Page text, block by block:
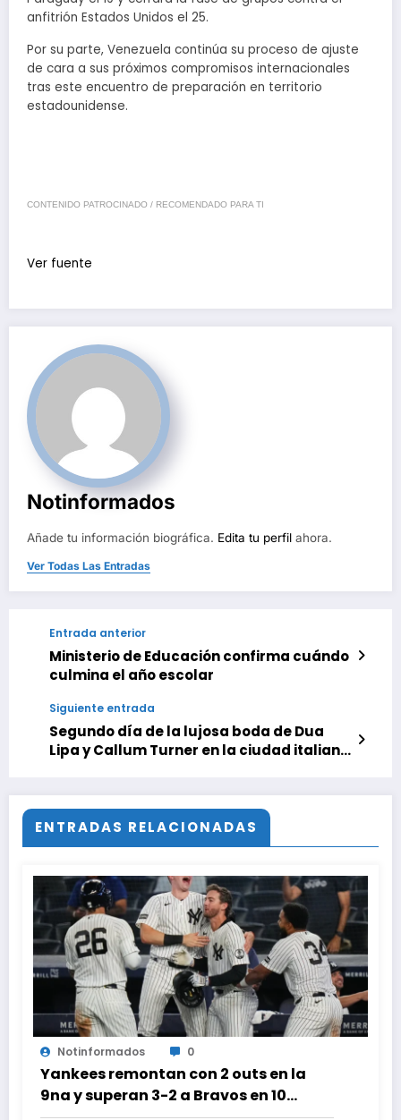
anfitrión Estados Unidos el 25.
Por su parte, Venezuela continúa su proceso de ajuste
de cara a sus próximos compromisos internacionales
tras este encuentro de preparación en territorio
estadounidense.
CONTENIDO PATROCINADO / RECOMENDADO PARA TI
Ver fuente
Notinformados
Añade tu información biográfica. Edita tu perfil ahora.
Ver Todas Las Entradas
Entrada anterior
Ministerio de Educación confirma cuándo
culmina el año escolar
Siguiente entrada
Segundo día de la lujosa boda de Dua
Lipa y Callum Turner en la ciudad italiana
ENTRADAS RELACIONADAS
Notinformados 0
Yankees remontan con 2 outs en la
9na y superan 3-2 a Bravos en 10